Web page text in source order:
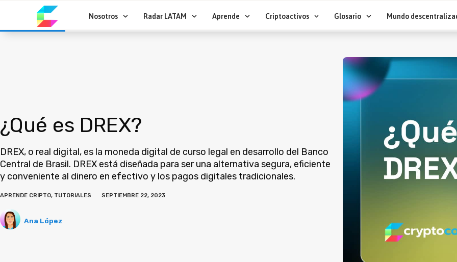
contenido
Nosotros Radar LATAM Aprende Criptoactivos Glosario Mundo
¿Qué es DREX?
DREX, o real digital, es la moneda digital de curso legal en desarrollo del Banco
Central de Brasil. DREX está diseñada para ser una alternativa segura, eficiente
y conveniente al dinero en efectivo y los pagos digitales tradicionales.
APRENDE CRIPTO, TUTORIALES SEPTIEMBRE 22, 2023
Ana López